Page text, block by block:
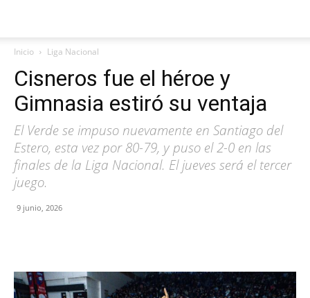
Inicio Liga Nacional
Cisneros fue el héroe y
Gimnasia estiró su ventaja
El Verde se impuso nuevamente en Santiago del
Estero, esta vez por 80-79, y puso el 2-0 en las
finales de la Liga Nacional. El jueves será el tercer
juego.
9 junio, 2026